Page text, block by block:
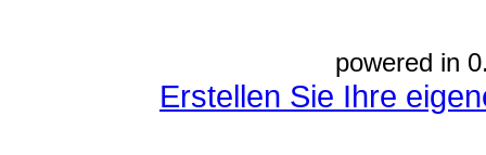
powered in
Erstellen Sie Ihre